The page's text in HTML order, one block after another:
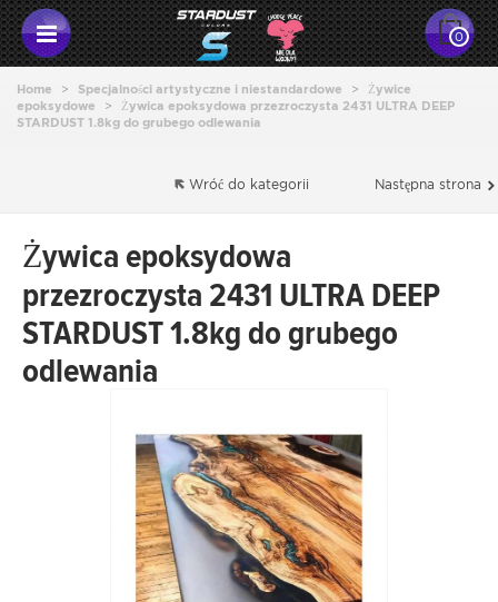
0
Home > Specjalności artystyczne i niestandardowe >
Żywice
epoksydowe
>
Żywica epoksydowa przezroczysta 2431 ULTRA DEEP
STARDUST 1.8kg do grubego odlewania
Następna strona
Wróć do kategorii
Żywica epoksydowa
przezroczysta 2431 ULTRA DEEP
STARDUST 1.8kg do grubego
odlewania